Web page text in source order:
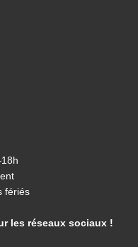
fériés
les réseaux sociaux !